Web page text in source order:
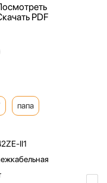
PDF
папа
II1